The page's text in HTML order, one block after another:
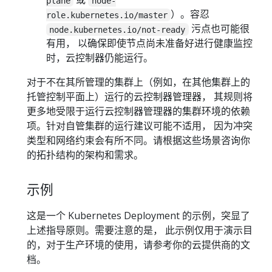
role.kubernetes.io/master ）。容忍
node.kubernetes.io/not-ready
污点也可能很
有用， 以确保即使节点尚未准备好进行健康监控
时，云控制器仍能运行。
对于不在其所管理的集群上（例如，在其他集群上的
托管控制平面上）运行的云控制器管理器， 其规则将
更多地受限于运行云控制器管理器的集群环境的依赖
项。针对自管集群的运行建议可能不适用， 因为冲突
类型和网络约束会有所不同。请根据这些场景咨询你
的拓扑结构的架构和需求。
示例
这是一个 Kubernetes Deployment 的示例，突显了
上述指导原则。需要注意的是， 此示例仅用于演示目
的，对于生产环境的使用，请参考你的云提供商的文
档。